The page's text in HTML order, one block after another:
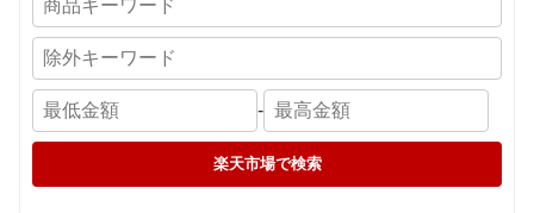
-
楽天市場で検索